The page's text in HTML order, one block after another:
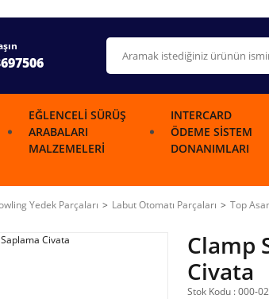
EĞLENCELI SÜRÜŞ
ARABALARI
MALZEMELERI
INTERCARD
ÖDEME SISTEM
DONANIMLARI
Yedek Parçaları Labut Otomatı Parçaları Top
Clamp
Civata
Stok Kodu : 000-